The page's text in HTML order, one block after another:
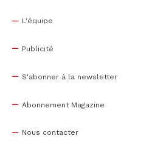
L'équipe
Publicité
S'abonner à la newsletter
Abonnement Magazine
Nous contacter